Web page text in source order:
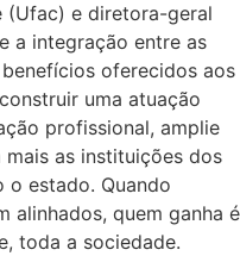
(Ufac) e diretora-geral
a integração entre as
oferecidos aos
uma atuação
profissional, amplie
as instituições dos
o estado. Quando
alinhados, quem ganha é
toda a sociedade.